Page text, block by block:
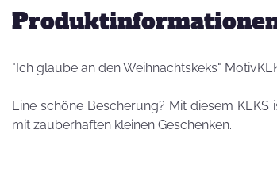
2021
"Ich glaube an den Weihnachtskeks"
Eine schöne Bescherung? Mit diesem
mit zauberhaften kleinen Geschenken.